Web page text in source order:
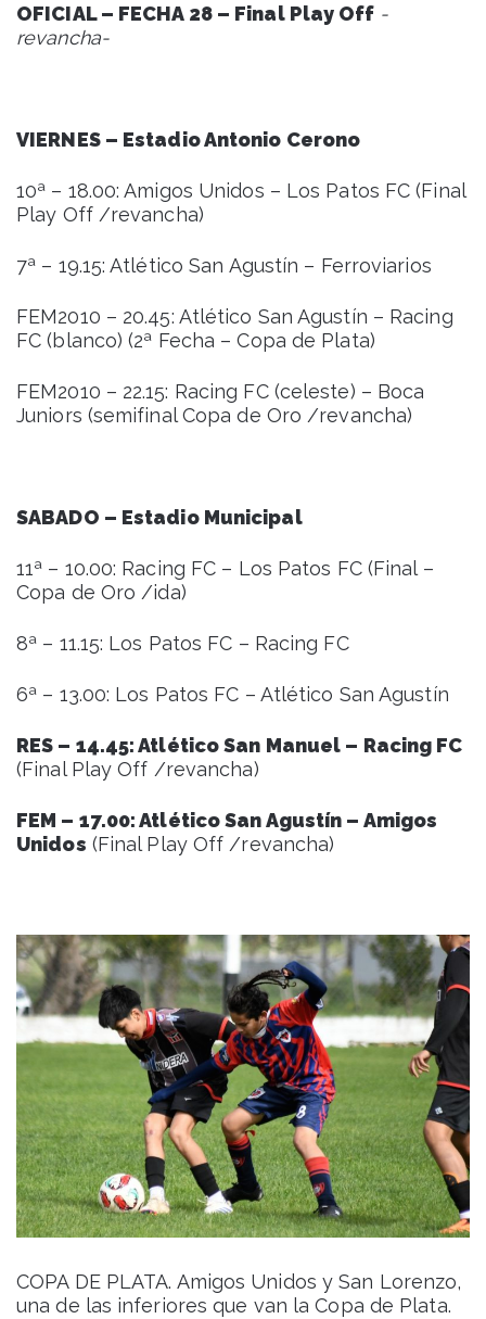
OFICIAL – FECHA 28 – Final Play Off -
revancha-
VIERNES – Estadio Antonio Cerono
10ª – 18.00: Amigos Unidos – Los Patos FC (Final
Play Off /revancha)
7ª – 19.15: Atlético San Agustín – Ferroviarios
FEM2010 – 20.45: Atlético San Agustín – Racing
FC (blanco) (2ª Fecha – Copa de Plata)
FEM2010 – 22.15: Racing FC (celeste) – Boca
Juniors (semifinal Copa de Oro /revancha)
SABADO – Estadio Municipal
11ª – 10.00: Racing FC – Los Patos FC (Final –
Copa de Oro /ida)
8ª – 11.15: Los Patos FC – Racing FC
6ª – 13.00: Los Patos FC – Atlético San Agustín
RES – 14.45: Atlético San Manuel – Racing FC
(Final Play Off /revancha)
FEM – 17.00: Atlético San Agustín – Amigos
Unidos (Final Play Off /revancha)
COPA DE PLATA. Amigos Unidos y San Lorenzo,
una de las inferiores que van la Copa de Plata.